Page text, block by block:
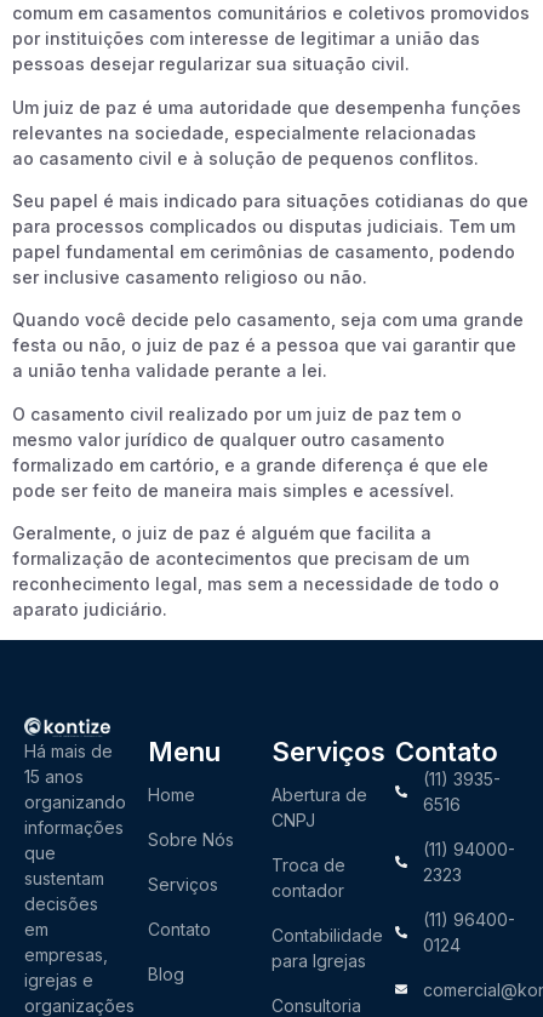
comum em casamentos comunitários e coletivos promovidos
por instituições com interesse de legitimar a união das
pessoas desejar regularizar sua situação civil.
Um juiz de paz é uma autoridade que desempenha funções
relevantes na sociedade, especialmente relacionadas
ao casamento civil e à solução de pequenos conflitos.
Seu papel é mais indicado para situações cotidianas do que
para processos complicados ou disputas judiciais. Tem um
papel fundamental em cerimônias de casamento, podendo
ser inclusive casamento religioso ou não.
Quando você decide pelo casamento, seja com uma grande
festa ou não, o juiz de paz é a pessoa que vai garantir que
a união tenha validade perante a lei.
O casamento civil realizado por um juiz de paz tem o
mesmo valor jurídico de qualquer outro casamento
formalizado em cartório, e a grande diferença é que ele
pode ser feito de maneira mais simples e acessível.
Geralmente, o juiz de paz é alguém que facilita a
formalização de acontecimentos que precisam de um
reconhecimento legal, mas sem a necessidade de todo o
aparato judiciário.
Há mais de
15 anos
organizando
informações
que
sustentam
decisões
em
empresas,
igrejas e
organizações
Menu
Home
Sobre Nós
Serviços
Contato
Blog
Serviços
Abertura de
CNPJ
Troca de
contador
Contabilidade
para Igrejas
Consultoria
Contato
(11) 3935-
6516
(11) 94000-
2323
(11) 96400-
0124